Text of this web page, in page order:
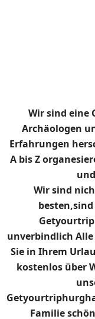
Wir sind eine
Archäologen
Erfahrungen
A bis Z
Wir sind
unverbindlich
Sie in Ihrem
kostenlos über
Familie